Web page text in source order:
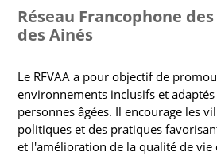
Réseau Francophone
des Ainés
Le RFVAA a pour objectif de
environnements inclusifs et
personnes âgées. Il encourage les
politiques et des pratiques
et l'amélioration de la qualité de vie